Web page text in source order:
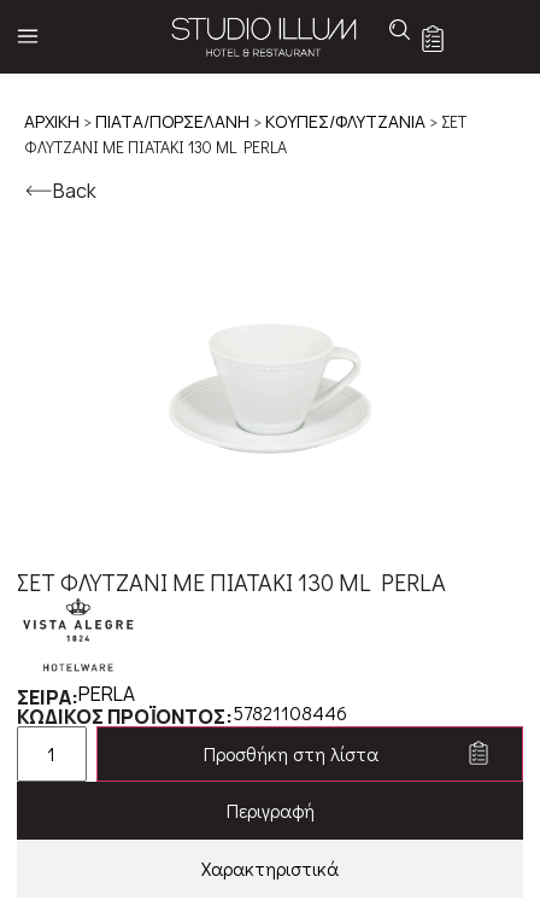
ΑΡΧΙΚΉ >ΠΙΑΤΑ/ΠΟΡΣΕΛΑΝΗ >ΚΟΥΠΕΣ/ΦΛΥΤΖΑΝΙΑ > ΣΕΤ
ΦΛΥΤΖΑΝΙ ΜΕ ΠΙΑΤΑΚΙ 130 ML PERLA
Back
ΣΕΤ ΦΛΥΤΖΑΝΙ ΜΕ ΠΙΑΤΑΚΙ 130 ML PERLA
ΣΕΙΡΑ:PERLA
ΚΩΔΙΚΟΣ ΠΡΟΪΟΝΤΟΣ:57821108446
Προσθήκη στη λίστα
Περιγραφή
Χαρακτηριστικά